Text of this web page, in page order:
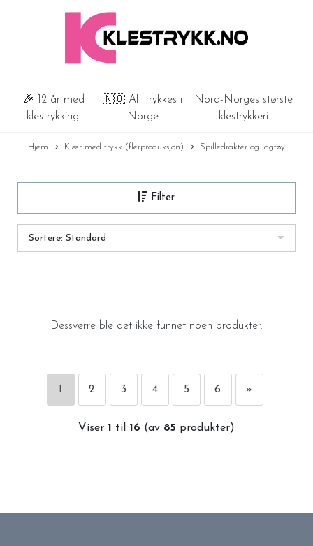
🎉 12 år med
klestrykking!
🇳🇴 Alt trykkes i
Norge
Nord-Norges største
klestrykkeri
Hjem Klær med trykk (flerproduksjon) Spilledrakter og lagtøy
Filter
Sortere: Standard
Dessverre ble det ikke funnet noen produkter.
2 3 4 5 6 »
Viser 1 til 16 (av 85 produkter)